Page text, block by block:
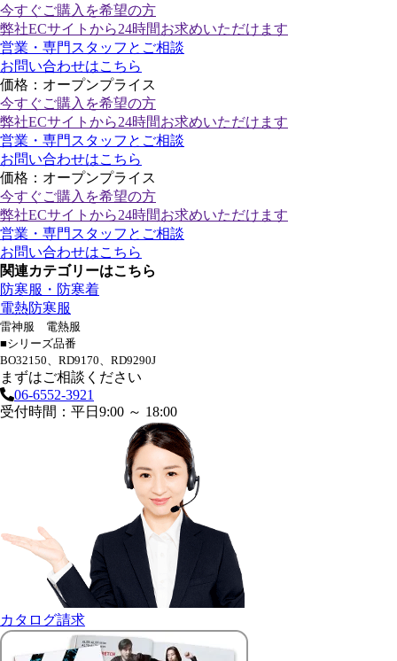
今すぐご購入 を希望の方
弊社ECサイトから24時間お求めいただけます
営業・専門スタッフとご相談
お問い合わせはこちら
価格：オープンプライス
今すぐご購入 を希望の方
弊社ECサイトから24時間お求めいただけます
営業・専門スタッフとご相談
お問い合わせはこちら
価格：オープンプライス
今すぐご購入 を希望の方
弊社ECサイトから24時間お求めいただけます
営業・専門スタッフとご相談
お問い合わせはこちら
関連カテゴリーはこちら
防寒服・防寒着
電熱防寒服
雷神服 電熱服
■シリーズ品番
BO32150、RD9170、RD9290J
まずはご相談ください
06-6552-3921
受付時間：平日9:00 ～ 18:00
カタログ請求